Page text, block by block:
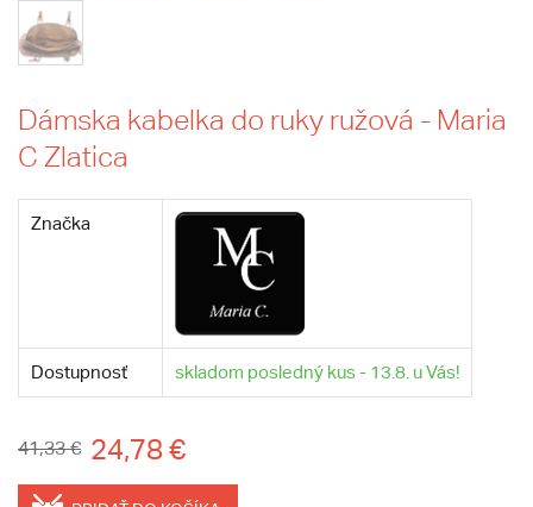
Dámska kabelka do ruky ružová - Maria
C Zlatica
Značka
Dostupnosť skladom posledný kus - 13.8. u Vás!
41,33 € 24,78 €